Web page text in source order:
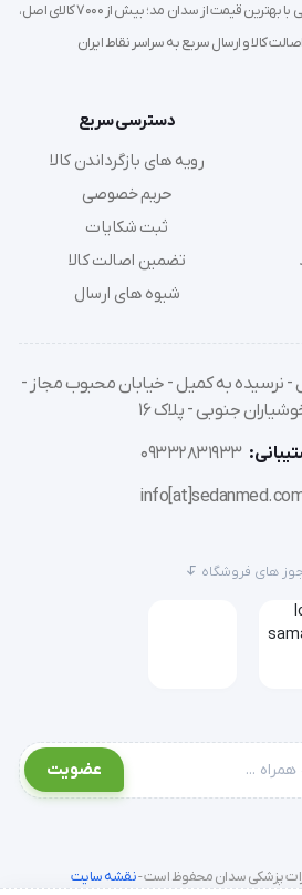
محلول ضدعفونی کننده پرسیدین 3%، برای ضدعفونی
تجهیزات همودیالیز و استریل کردن دستگاههای دیالیز
پراکساید، سورفکتنت های ویژ
محلول ضدعفونی کننده پرسیدین 3 % بر حسب رقت
خرید تجهیزات پزشکی عمده و جزئی با بهترین قیمت از سدان مد؛ بیش از 7000 کالای اصل،
کالا و ارسال سریع به سراسر نقاط ایران
دسترسی سریع
رویه های بازگرداندن کالا
حریم خصوصی
ثبت شکایات
تضمین اصالت کالا
شیوه های ارسال
- نرسیده به کمیل - خیابان محبوب مجاز -
جنوبی - پلاک 16
09332831933
های فروشگاه
عضویت
پزشکی سدان محفوظ است -نقشه سایت